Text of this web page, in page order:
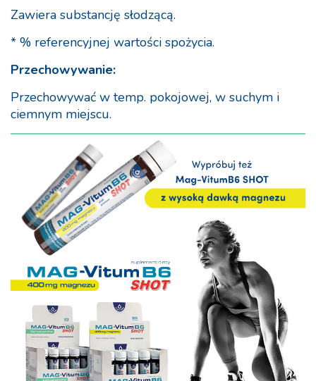
Zawiera substancję słodzącą.
* % referencyjnej wartości spożycia.
Przechowywanie:
Przechowywać w temp. pokojowej, w suchym i
ciemnym miejscu.